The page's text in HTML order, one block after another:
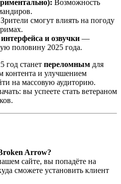
Возможность
Зрители смогут влиять на погоду
и озвучки —
половину 2025 года.
год станет переломным для
контента и улучшением
на массовую аудиторию.
вы успеете стать ветераном
Arrow?
сайте, вы попадёте на
сможете установить клиент